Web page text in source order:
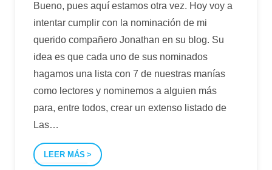
Bueno, pues aquí estamos otra vez. Hoy voy a
intentar cumplir con la nominación de mi
querido compañero Jonathan en su blog. Su
idea es que cada uno de sus nominados
hagamos una lista con 7 de nuestras manías
como lectores y nominemos a alguien más
para, entre todos, crear un extenso listado de
Las…
LEER MÁS